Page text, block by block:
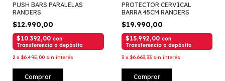
PUSH BARS PARALELAS
RANDERS
$12.990,00
$10.392,00 con
Transferencia o depósito
2 x $6.495,00 sin interés
Comprar
PROTECTOR CERVICAL
BARRA 45CM RANDERS
$19.990,00
$15.992,00 con
Transferencia o depósito
3 x $6.663,33 sin interés
Comprar